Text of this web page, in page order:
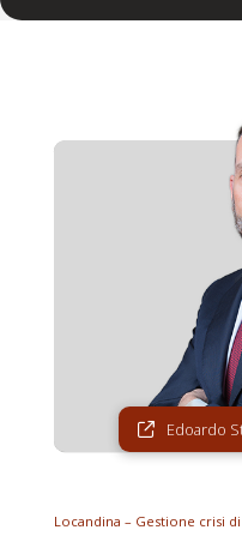
Edoardo
Locandina – Gestione crisi